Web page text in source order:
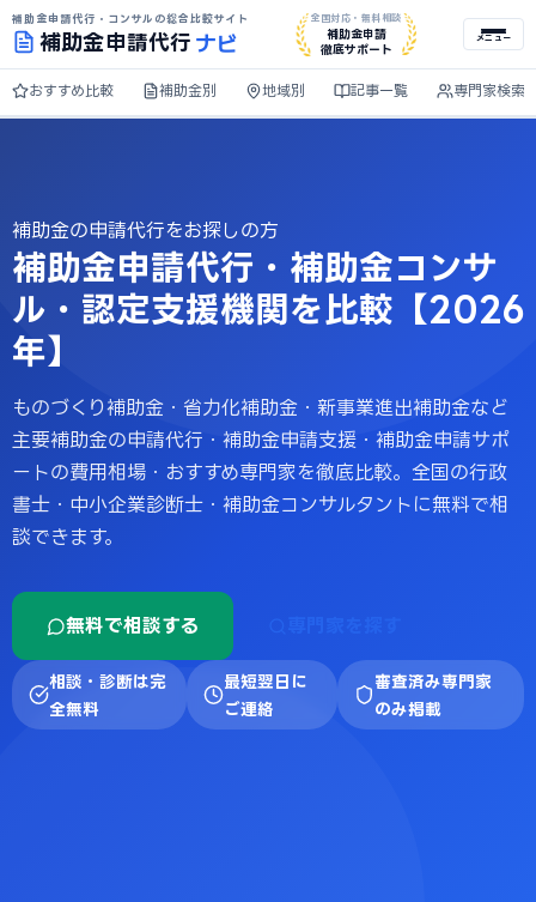
補助金申請代行・コンサルの総合比較サイト
補助金申請代行 ナビ
全国対応・無料相談
補助金申請
徹底サポート
メニュー
おすすめ比較 補助金別 地域別 記事一覧 専門家検索
補助金の申請代行をお探しの方
補助金申請代行・補助金コンサ
ル・認定支援機関を比較【2026
年】
ものづくり補助金・省力化補助金・新事業進出補助金など
主要補助金の申請代行・補助金申請支援・補助金申請サポ
ートの費用相場・おすすめ専門家を徹底比較。全国の行政
書士・中小企業診断士・補助金コンサルタントに無料で相
談できます。
無料で相談する
相談・診断は完
全無料
最短翌日に
ご連絡
審査済み専門家
のみ掲載